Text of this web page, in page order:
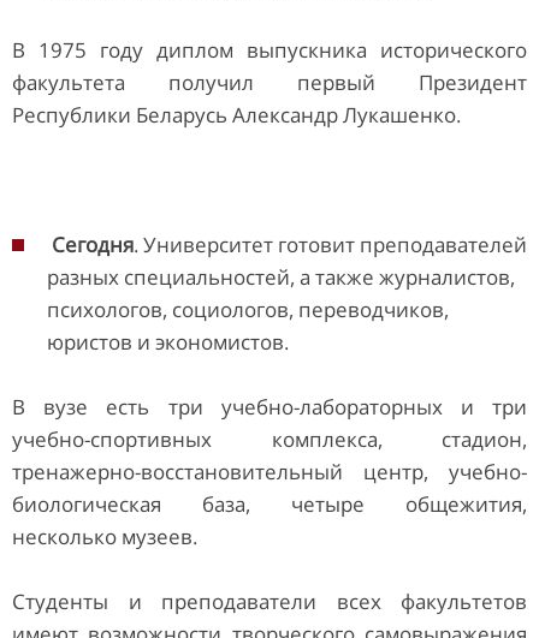
В 1975 году диплом выпускника исторического
факультета получил первый Президент
Республики Беларусь Александр Лукашенко.
Сегодня. Университет готовит преподавателей
разных специальностей, а также журналистов,
психологов, социологов, переводчиков,
юристов и экономистов.
В вузе есть три учебно-лабораторных и три
учебно-спортивных комплекса, стадион,
тренажерно-восстановительный центр, учебно-
биологическая база, четыре общежития,
несколько музеев.
Студенты и преподаватели всех факультетов